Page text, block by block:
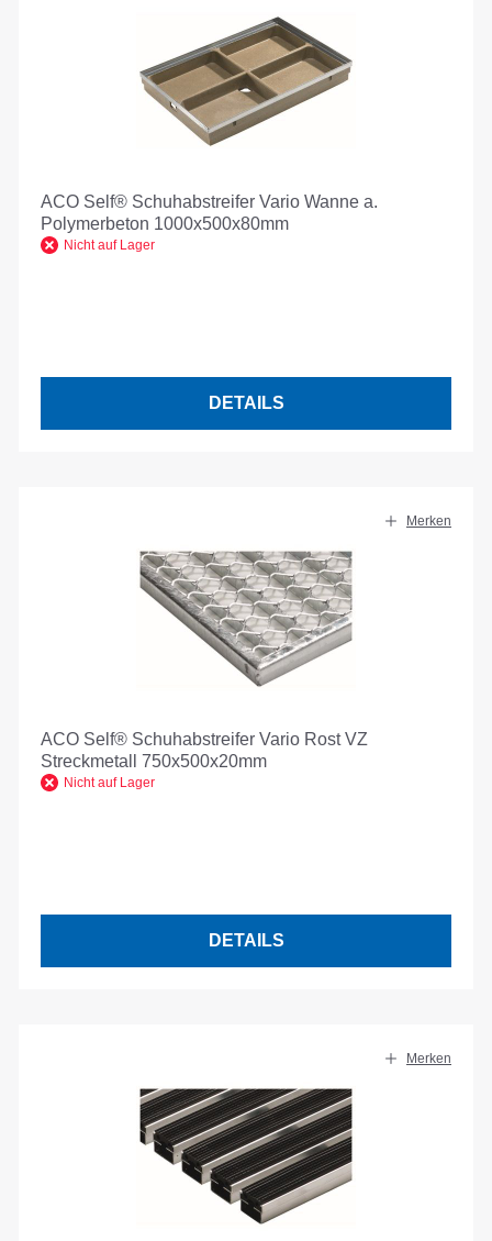
ACO Self® Schuhabstreifer Vario Wanne a.
Polymerbeton 1000x500x80mm
Nicht auf Lager
DETAILS
Merken
ACO Self® Schuhabstreifer Vario Rost VZ
Streckmetall 750x500x20mm
Nicht auf Lager
DETAILS
Merken